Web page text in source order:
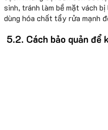
sinh, tránh làm bề mặt vách
dùng hóa chất tẩy rửa mạnh
5.2. Cách bảo quản để